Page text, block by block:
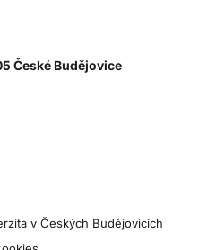
České Budějovice
v Českých Budějovicích